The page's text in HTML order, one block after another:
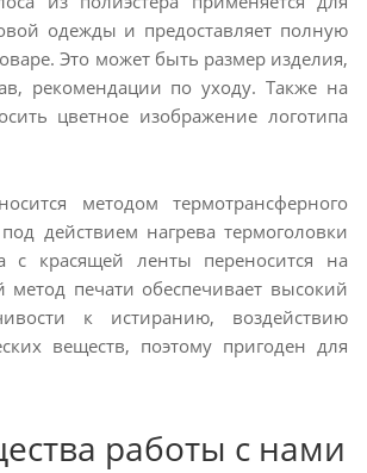
одежды и предоставляет полную
Это может быть размер изделия,
рекомендации по уходу. Также на
цветное изображение логотипа
методом термотрансферного
действием нагрева термоголовки
с красящей ленты переносится на
метод печати обеспечивает высокий
к истиранию, воздействию
веществ, поэтому пригоден для
работы с нами